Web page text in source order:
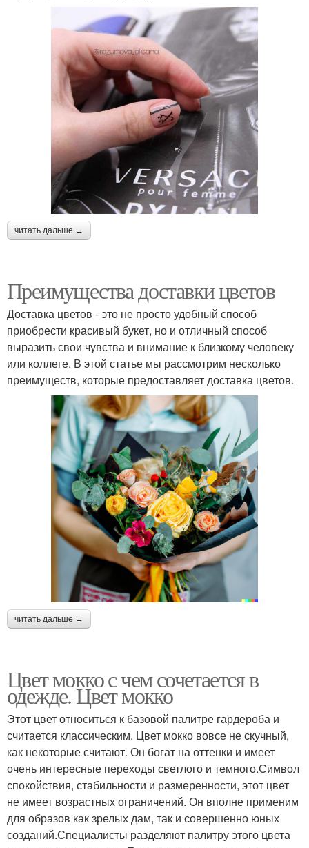
читать дальше →
Преимущества доставки цветов
Доставка цветов - это не просто удобный способ
приобрести красивый букет, но и отличный способ
выразить свои чувства и внимание к близкому человеку
или коллеге. В этой статье мы рассмотрим несколько
преимуществ, которые предоставляет доставка цветов.
читать дальше →
Цвет мокко с чем сочетается в
одежде. Цвет мокко
Этот цвет относиться к базовой палитре гардероба и
считается классическим. Цвет мокко вовсе не скучный,
как некоторые считают. Он богат на оттенки и имеет
очень интересные переходы светлого и темного.Символ
спокойствия, стабильности и размеренности, этот цвет
не имеет возрастных ограничений. Он вполне применим
для образов как зрелых дам, так и совершенно юных
созданий.Специалисты разделяют палитру этого цвета